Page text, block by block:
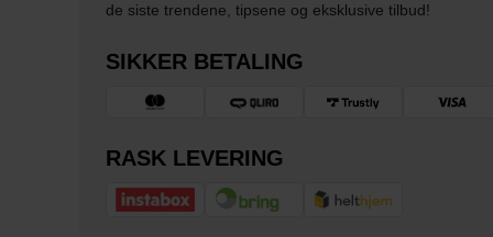
de siste trendene, tipsene og eksklusive tilbud!
SIKKER BETALING
RASK LEVERING